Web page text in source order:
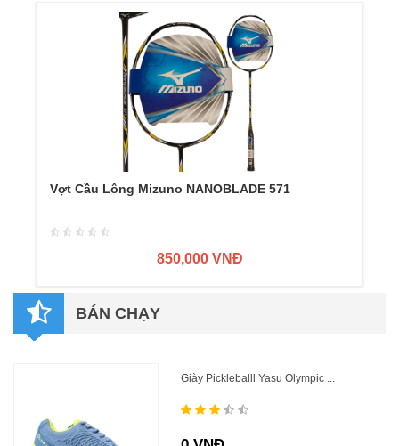
Vợt Cầu Lông Mizuno NANOBLADE 571
850,000 VNĐ
BÁN CHẠY
Giày Pickleballl Yasu Olympic ...